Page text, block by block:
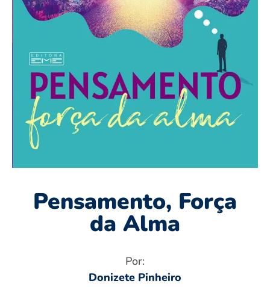
Pensamento, Força
da Alma
Por:
Donizete Pinheiro